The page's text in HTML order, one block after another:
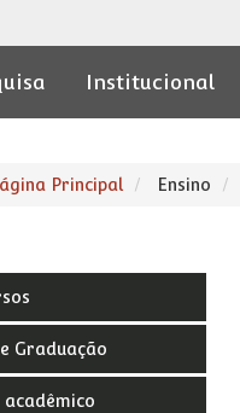
Institucional
Principal Ensino
Graduação